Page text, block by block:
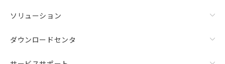
ソリューション
ダウンロードセンタ